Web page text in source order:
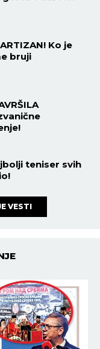
Ko je
bruji
teniser svih
VESTI